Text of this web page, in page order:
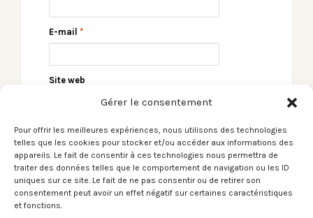
Gérer le consentement
Pour offrir les meilleures expériences, nous utilisons des technologies
telles que les cookies pour stocker et/ou accéder aux informations des
appareils. Le fait de consentir à ces technologies nous permettra de
traiter des données telles que le comportement de navigation ou les ID
uniques sur ce site. Le fait de ne pas consentir ou de retirer son
consentement peut avoir un effet négatif sur certaines caractéristiques
et fonctions.
E-mail *
Site web